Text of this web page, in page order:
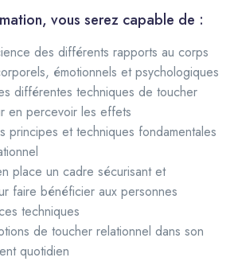
vous serez capable de :
des différents rapports au corps
émotionnels et psychologiques
différentes techniques de toucher
en percevoir les effets
principes et techniques fondamentales
place un cadre sécurisant et
faire bénéficier aux personnes
techniques
de toucher relationnel dans son
quotidien